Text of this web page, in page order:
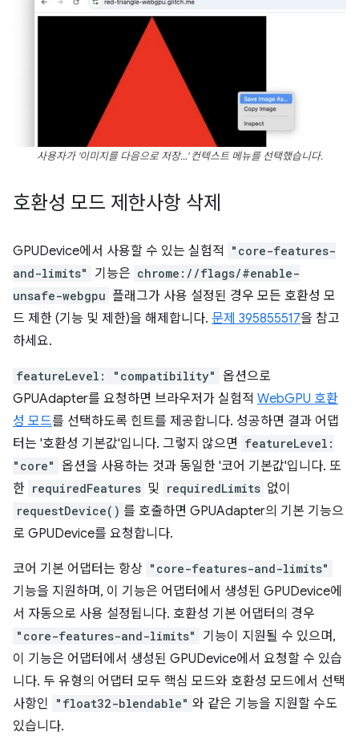
사용자가 '이미지를 다음으로 저장…' 컨텍스트 메뉴를 선택했습니다.
호환성 모드 제한사항 삭제
GPUDevice에서 사용할 수 있는 실험적
"core-features-
and-limits"
기능은 chrome://flags/#enable-
unsafe-webgpu 플래그가 사용 설정된 경우 모든 호환성 모
드 제한 (기능 및 제한)을 해제합니다. 문제 395855517을 참고
하세요.
featureLevel: "compatibility"
옵션으로
GPUAdapter를 요청하면 브라우저가 실험적 WebGPU 호환
성 모드를 선택하도록 힌트를 제공합니다. 성공하면 결과 어댑
터는 '호환성 기본값'입니다. 그렇지 않으면 featureLevel:
"core"
옵션을 사용하는 것과 동일한 '코어 기본값'입니다. 또
한 requiredFeatures 및 requiredLimits 없이
requestDevice() 를 호출하면 GPUAdapter의 기본 기능으
로 GPUDevice를 요청합니다.
코어 기본 어댑터는 항상 "core-features-and-limits"
기능을 지원하며, 이 기능은 어댑터에서 생성된 GPUDevice에
서 자동으로 사용 설정됩니다. 호환성 기본 어댑터의 경우
"core-features-and-limits"
기능이 지원될 수 있으며,
이 기능은 어댑터에서 생성된 GPUDevice에서 요청할 수 있습
니다. 두 유형의 어댑터 모두 핵심 모드와 호환성 모드에서 선택
사항인
"float32-blendable" 와 같은 기능을 지원할 수도
있습니다.